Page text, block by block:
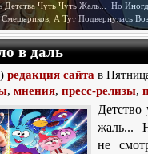
Детства Чуть Чуть Жаль... Но
А Тут Подвернулась
в даль
редакция сайта в
, мнения, пресс-релизы,
Детство
жаль...
не